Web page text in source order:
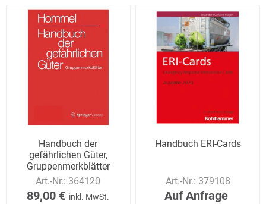
Handbuch der
gefährlichen Güter,
Gruppenmerkblätter
Art.-Nr.: 364120
89,00 € inkl. MwSt.
Handbuch ERI-Cards
Art.-Nr.: 379108
Auf Anfrage